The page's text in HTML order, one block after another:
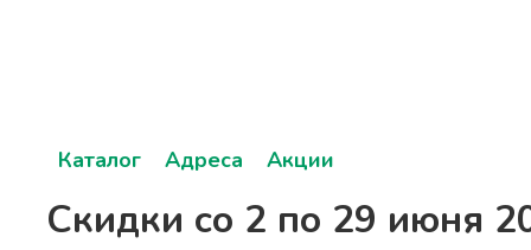
Каталог Адреса Акции
Скидки со 2 по 29 июня